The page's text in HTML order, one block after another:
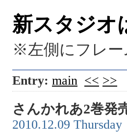
新スタジオ
※左側にフレ
Entry: main << >>
さんかれあ2巻発
2010.12.09 Thursday